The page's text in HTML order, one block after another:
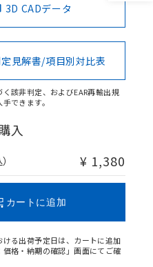
3D CADデータ
見解書/項目別対比表
該非判定、およびEAR再輸出規
できます。
入
¥ 1,380
カートに追加
ける出荷予定日は、カートに追加
格・納期の確認」画面にてご確